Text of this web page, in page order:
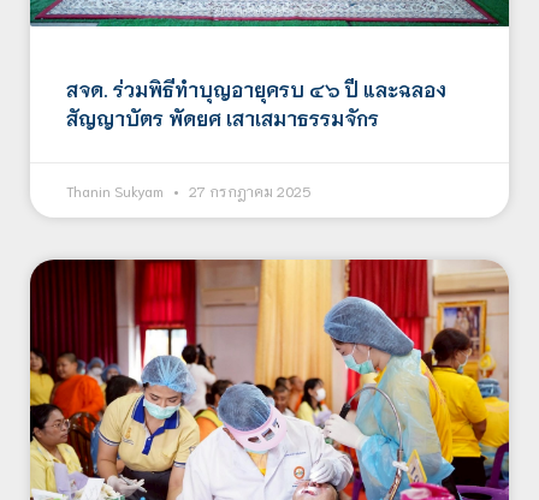
สจด. ร่วมพิธีทำบุญอายุครบ ๔๖ ปี และฉลอง
สัญญาบัตร พัดยศ เสาเสมาธรรมจักร
Thanin Sukyam 27 กรกฎาคม 2025